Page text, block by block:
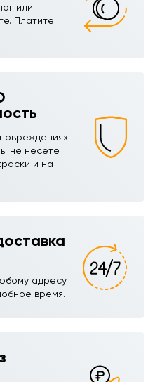
или
Платите
не несете
и на
адресу
время.